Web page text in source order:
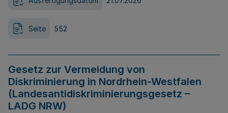
Seite 552
Gesetz zur Vermeidung von
Diskriminierung in Nordrhein-Westfalen
(Landesantidiskriminierungsgesetz –
LADG NRW)